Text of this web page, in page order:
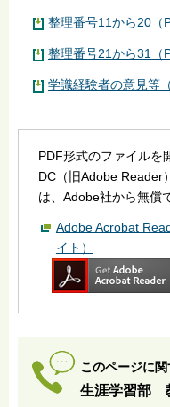
整理番号11から20（
整理番号21から31（
学識経験者の意見等
PDF形式のファイルを
DC（旧Adobe Reader
は、Adobe社から無償
Adobe Acrobat
イト）
このページに
生涯学習部